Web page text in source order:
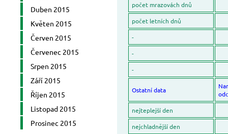
Duben 2015
Květen 2015
Červen 2015
Červenec 2015
Srpen 2015
Září 2015
Říjen 2015
Listopad 2015
Prosinec 2015
počet mrazovách dnů
počet letních dnů
-
-
-
Ostatní data
nejteplejší den
nejchladnější den